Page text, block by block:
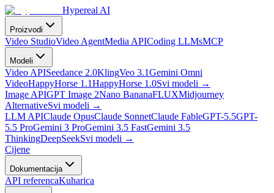
Hypereal AI
Proizvodi
Video StudioVideo AgentMedia APICoding LLMsMCP
Modeli
Video APISeedance 2.0KlingVeo 3.1Gemini Omni
VideoHappyHorse 1.1HappyHorse 1.0Svi modeli →
Image APIGPT Image 2Nano BananaFLUXMidjourney
AlternativeSvi modeli →
LLM APIClaude OpusClaude SonnetClaude FableGPT-5.5GPT-
5.5 ProGemini 3 ProGemini 3.5 FastGemini 3.5
ThinkingDeepSeekSvi modeli →
Cijene
Dokumentacija
API referencaKuharica